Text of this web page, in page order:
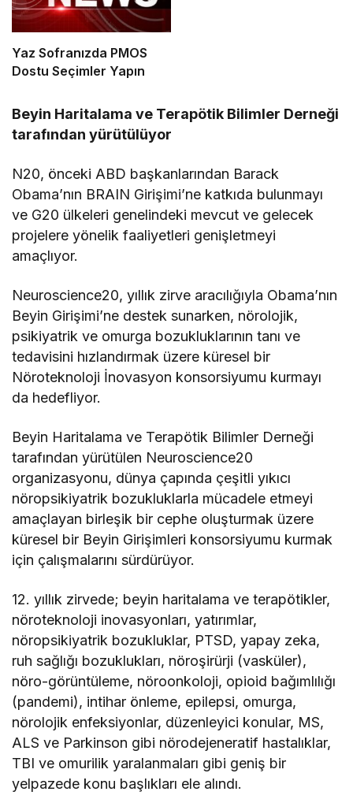
Yaz Sofranızda PMOS
Dostu Seçimler Yapın
Beyin Haritalama ve Terapötik Bilimler Derneği
tarafından yürütülüyor
N20, önceki ABD başkanlarından Barack
Obama’nın BRAIN Girişimi’ne katkıda bulunmayı
ve G20 ülkeleri genelindeki mevcut ve gelecek
projelere yönelik faaliyetleri genişletmeyi
amaçlıyor.
Neuroscience20, yıllık zirve aracılığıyla Obama’nın
Beyin Girişimi’ne destek sunarken, nörolojik,
psikiyatrik ve omurga bozukluklarının tanı ve
tedavisini hızlandırmak üzere küresel bir
Nöroteknoloji İnovasyon konsorsiyumu kurmayı
da hedefliyor.
Beyin Haritalama ve Terapötik Bilimler Derneği
tarafından yürütülen Neuroscience20
organizasyonu, dünya çapında çeşitli yıkıcı
nöropsikiyatrik bozukluklarla mücadele etmeyi
amaçlayan birleşik bir cephe oluşturmak üzere
küresel bir Beyin Girişimleri konsorsiyumu kurmak
için çalışmalarını sürdürüyor.
12. yıllık zirvede; beyin haritalama ve terapötikler,
nöroteknoloji inovasyonları, yatırımlar,
nöropsikiyatrik bozukluklar, PTSD, yapay zeka,
ruh sağlığı bozuklukları, nöroşirürji (vasküler),
nöro-görüntüleme, nöroonkoloji, opioid bağımlılığı
(pandemi), intihar önleme, epilepsi, omurga,
nörolojik enfeksiyonlar, düzenleyici konular, MS,
ALS ve Parkinson gibi nörodejeneratif hastalıklar,
TBI ve omurilik yaralanmaları gibi geniş bir
yelpazede konu başlıkları ele alındı.